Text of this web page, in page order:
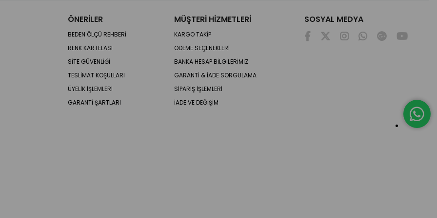
ÖNERİLER
BEDEN ÖLÇÜ REHBERİ
RENK KARTELASI
SİTE GÜVENLİĞİ
TESLİMAT KOŞULLARI
ÜYELİK İŞLEMLERİ
GARANTİ ŞARTLARI
MÜŞTERİ HİZMETLERİ
KARGO TAKİP
ÖDEME SEÇENEKLERİ
BANKA HESAP BİLGİLERİMİZ
GARANTİ & İADE SORGULAMA
SİPARİŞ İŞLEMLERİ
İADE VE DEĞİŞİM
SOSYAL MEDYA